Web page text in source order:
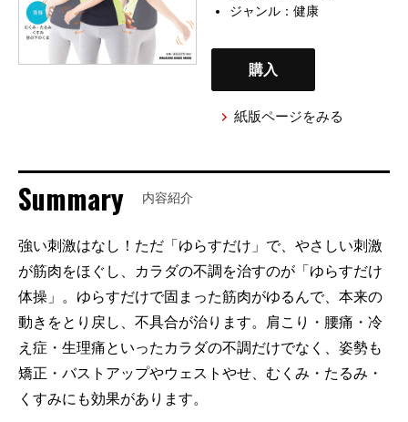
ジャンル：健康
購入
紙版ページをみる
Summary 内容紹介
強い刺激はなし！ただ「ゆらすだけ」で、やさしい刺激
が筋肉をほぐし、カラダの不調を治すのが「ゆらすだけ
体操」。ゆらすだけで固まった筋肉がゆるんで、本来の
動きをとり戻し、不具合が治ります。肩こり・腰痛・冷
え症・生理痛といったカラダの不調だけでなく、姿勢も
矯正・バストアップやウェストやせ、むくみ・たるみ・
くすみにも効果があります。